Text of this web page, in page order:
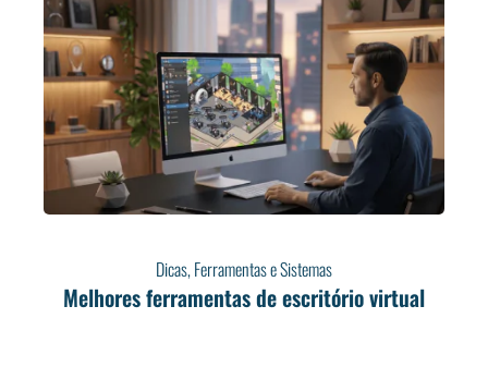
Dicas,Ferramentas e Sistemas
Melhores ferramentas de escritório virtual